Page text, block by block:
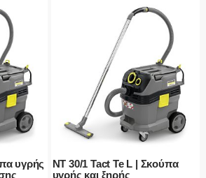
υγρής
NT 30/1 Tact Te L | Σκούπα
υγρής και ξηρής